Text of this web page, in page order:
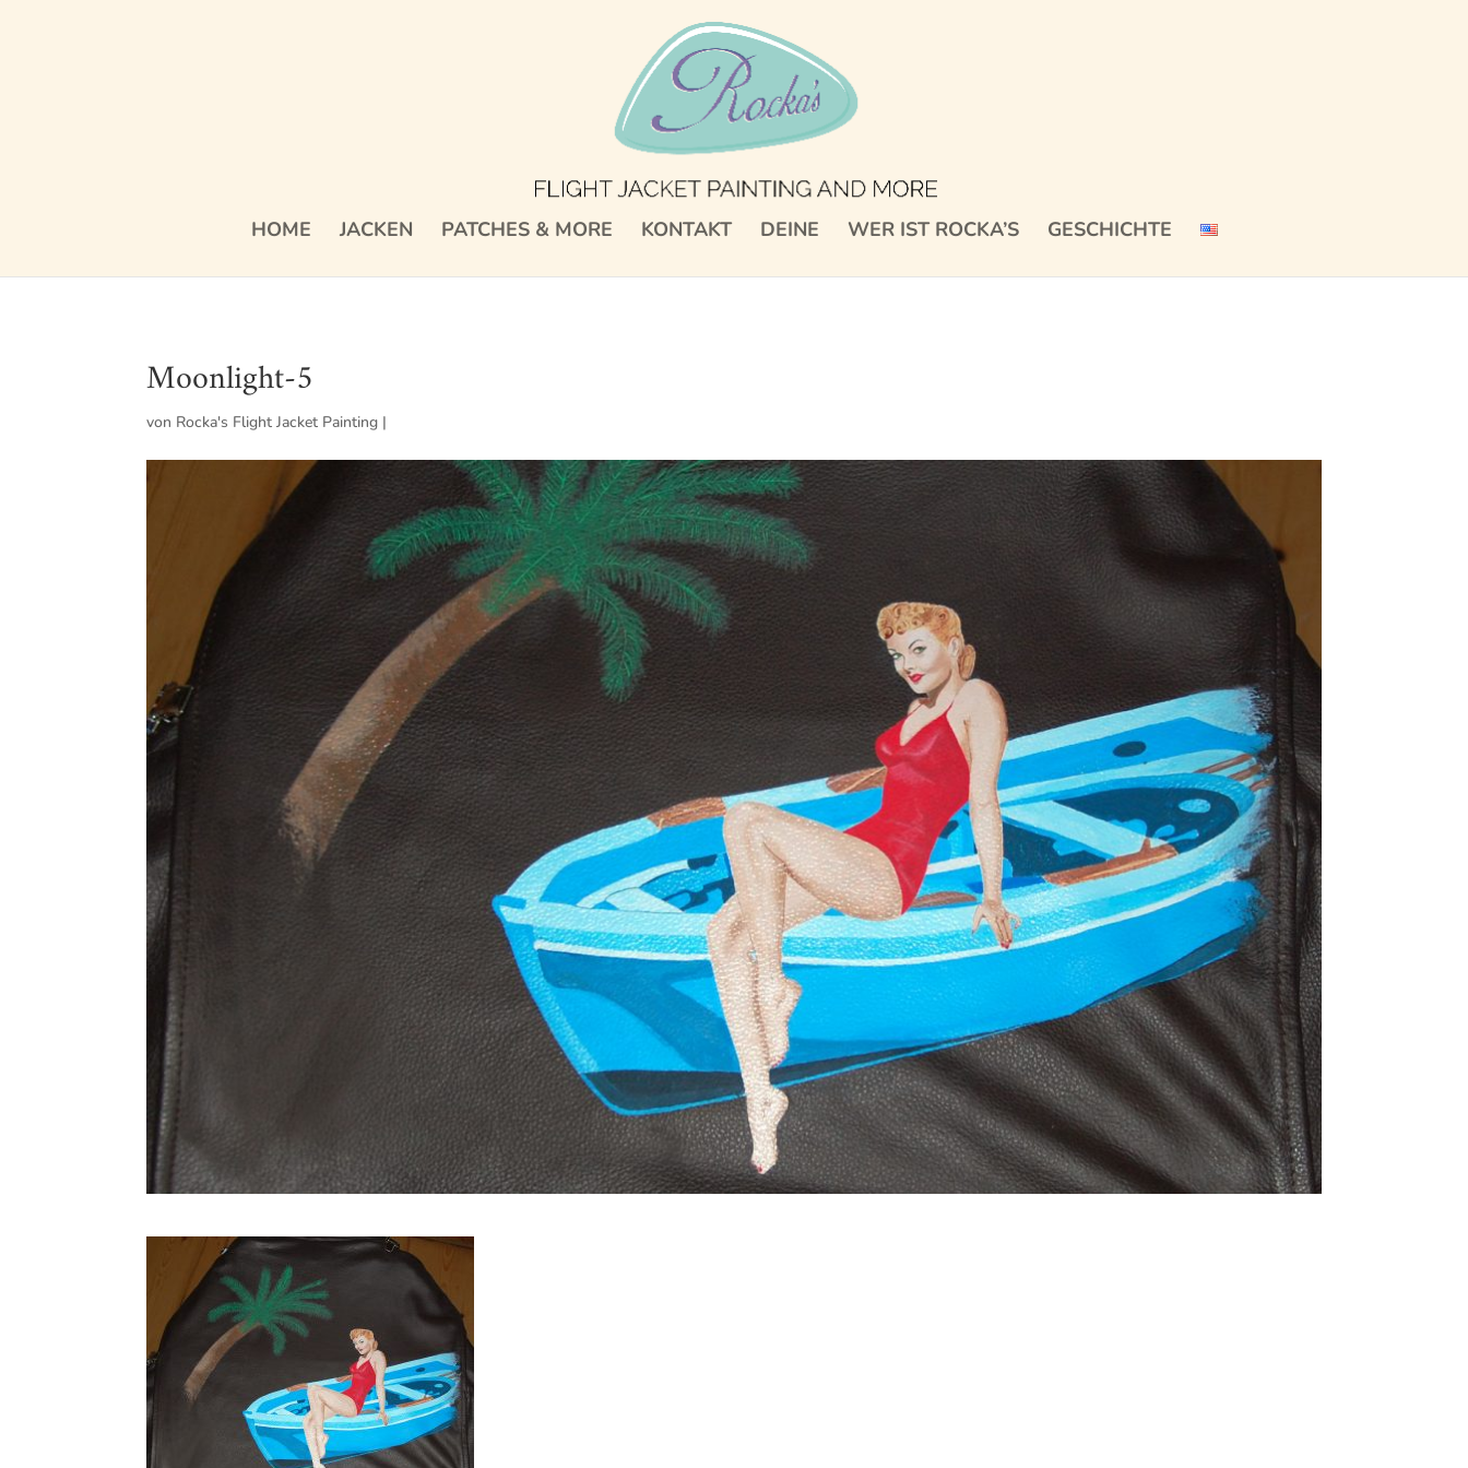
HOME JACKEN PATCHES & MORE KONTAKT DEINE WER IST ROCKA’S GESCHICHTE
Moonlight-5
von Rocka's Flight Jacket Painting |